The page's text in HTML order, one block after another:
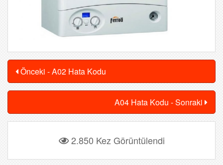
Önceki - A02 Hata Kodu
A04 Hata Kodu - Sonraki
2.850 Kez Görüntülendi